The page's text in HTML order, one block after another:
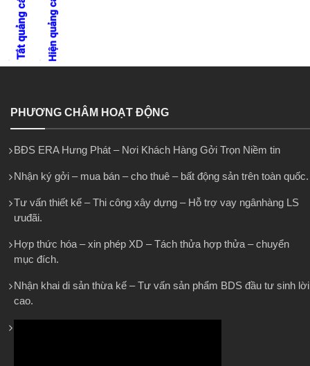
PHƯƠNG CHÂM HOẠT ĐỘNG
BĐS ERA Hưng Phát – Nơi Khách Hàng Gởi Trọn Niềm tin
Nhận ký gởi – mua bán – cho thuê – bất động sản trên toàn quốc.
Tư vấn thiết kế – Thi công xây dựng – Hỗ trợ vay ngânhàng LS
ưuđãi.
Hợp thức hóa – xin phép XD – Tách thửa hợp thửa – chuyển
mục đích.
Nhận khai di sản thừa kế – Tư vấn sản phẩm BDS đầu tư sinh lời
cao.